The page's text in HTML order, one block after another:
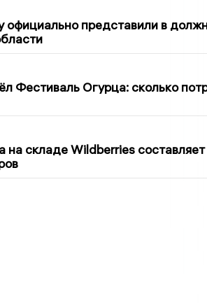
представили в
Фестиваль Огурца: сколько
складе Wildberries